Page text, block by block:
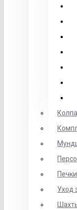
Печки
Уход